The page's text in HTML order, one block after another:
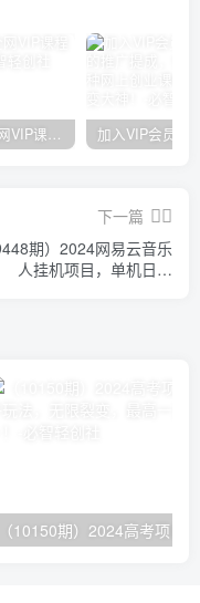
官方正品 全网VIP课程 无损下载~
下一篇
期）2024网易云音乐
人挂机项目，单机日入